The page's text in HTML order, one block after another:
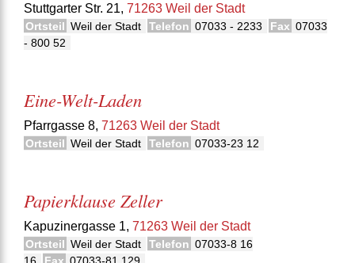
Stuttgarter Str. 21, 71263 Weil der Stadt
Ortsteil Weil der Stadt Telefon 07033 - 2233 Fax 07033
- 800 52
Eine-Welt-Laden
Pfarrgasse 8, 71263 Weil der Stadt
Ortsteil Weil der Stadt Telefon 07033-23 12
Papierklause Zeller
Kapuzinergasse 1, 71263 Weil der Stadt
Ortsteil Weil der Stadt Telefon 07033-8 16
16
Fax 07033-81 129